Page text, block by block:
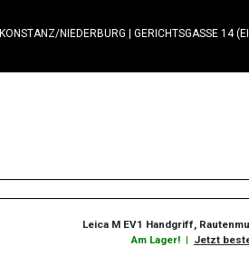
KONSTANZ/NIEDERBURG GERICHTSGASSE 14
Leica M EV1 Handgriff,
Am Lager! | Jetzt